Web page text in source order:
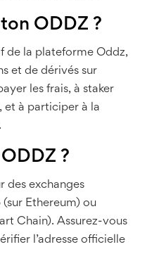
ODDZ ?
de la plateforme Oddz,
et de dérivés sur
les frais, à staker
et à participer à la
?
des exchanges
Ethereum) ou
Chain). Assurez-vous
l’adresse officielle